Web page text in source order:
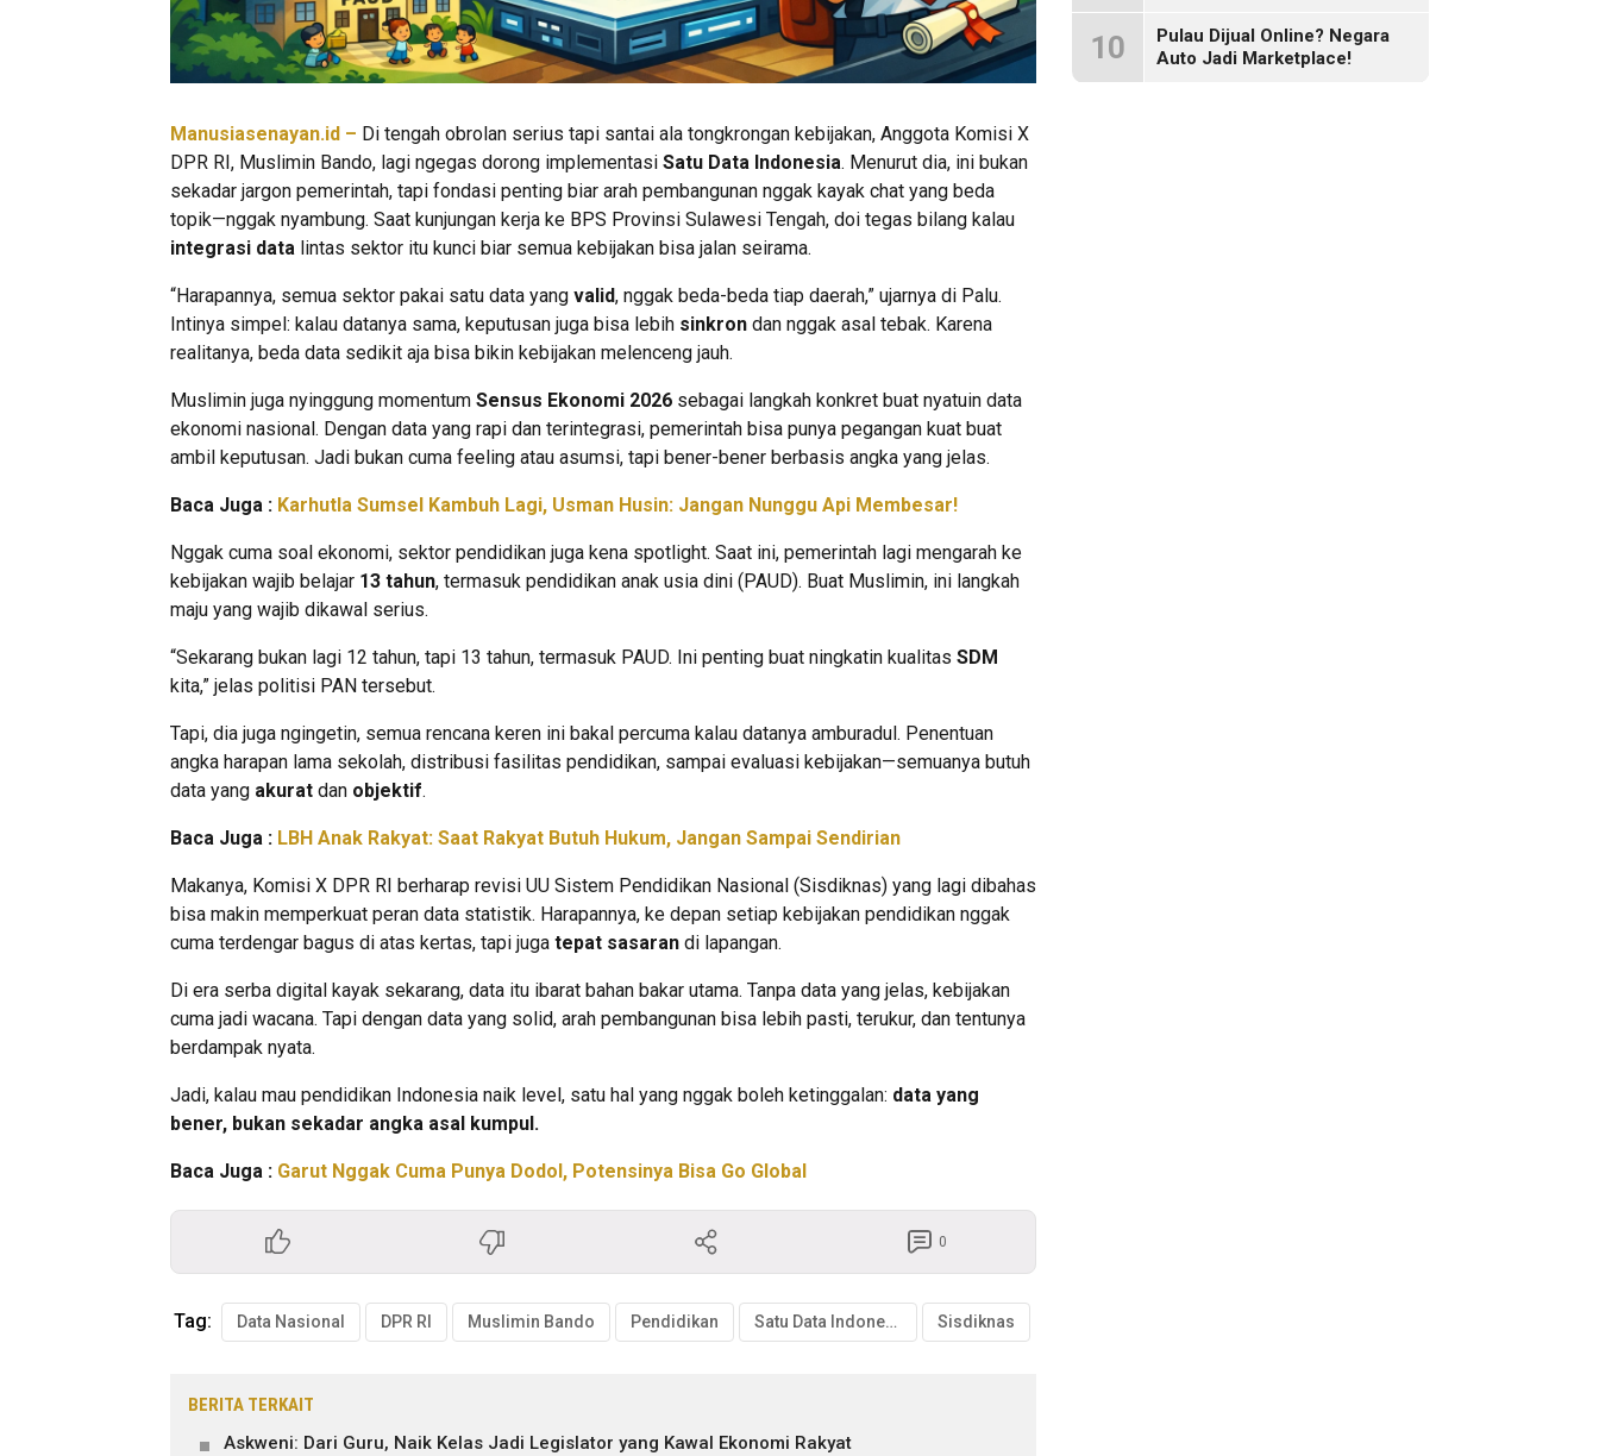
Manusiasenayan.id – Di tengah obrolan serius tapi santai ala tongkrongan kebijakan, Anggota Komisi X
DPR RI, Muslimin Bando, lagi ngegas dorong implementasi Satu Data Indonesia. Menurut dia, ini bukan
sekadar jargon pemerintah, tapi fondasi penting biar arah pembangunan nggak kayak chat yang beda
topik—nggak nyambung. Saat kunjungan kerja ke BPS Provinsi Sulawesi Tengah, doi tegas bilang kalau
integrasi data lintas sektor itu kunci biar semua kebijakan bisa jalan seirama.
“Harapannya, semua sektor pakai satu data yang valid, nggak beda-beda tiap daerah,” ujarnya di Palu.
Intinya simpel: kalau datanya sama, keputusan juga bisa lebih sinkron dan nggak asal tebak. Karena
realitanya, beda data sedikit aja bisa bikin kebijakan melenceng jauh.
Muslimin juga nyinggung momentum Sensus Ekonomi 2026 sebagai langkah konkret buat nyatuin data
ekonomi nasional. Dengan data yang rapi dan terintegrasi, pemerintah bisa punya pegangan kuat buat
ambil keputusan. Jadi bukan cuma feeling atau asumsi, tapi bener-bener berbasis angka yang jelas.
Baca Juga : Karhutla Sumsel Kambuh Lagi, Usman Husin: Jangan Nunggu Api Membesar!
Nggak cuma soal ekonomi, sektor pendidikan juga kena spotlight. Saat ini, pemerintah lagi mengarah ke
kebijakan wajib belajar 13 tahun, termasuk pendidikan anak usia dini (PAUD). Buat Muslimin, ini langkah
maju yang wajib dikawal serius.
“Sekarang bukan lagi 12 tahun, tapi 13 tahun, termasuk PAUD. Ini penting buat ningkatin kualitas SDM
kita,” jelas politisi PAN tersebut.
Tapi, dia juga ngingetin, semua rencana keren ini bakal percuma kalau datanya amburadul. Penentuan
angka harapan lama sekolah, distribusi fasilitas pendidikan, sampai evaluasi kebijakan—semuanya butuh
data yang akurat dan objektif.
Baca Juga : LBH Anak Rakyat: Saat Rakyat Butuh Hukum, Jangan Sampai Sendirian
Makanya, Komisi X DPR RI berharap revisi UU Sistem Pendidikan Nasional (Sisdiknas) yang lagi dibahas
bisa makin memperkuat peran data statistik. Harapannya, ke depan setiap kebijakan pendidikan nggak
cuma terdengar bagus di atas kertas, tapi juga tepat sasaran di lapangan.
Di era serba digital kayak sekarang, data itu ibarat bahan bakar utama. Tanpa data yang jelas, kebijakan
cuma jadi wacana. Tapi dengan data yang solid, arah pembangunan bisa lebih pasti, terukur, dan tentunya
berdampak nyata.
Jadi, kalau mau pendidikan Indonesia naik level, satu hal yang nggak boleh ketinggalan: data yang
bener, bukan sekadar angka asal kumpul.
Baca Juga : Garut Nggak Cuma Punya Dodol, Potensinya Bisa Go Global
0
Tag: Data Nasional DPR RI Muslimin Bando Pendidikan Satu Data Indonesia Sisdiknas
BERITA TERKAIT
Askweni: Dari Guru, Naik Kelas Jadi Legislator yang Kawal Ekonomi Rakyat
10
Pulau Dijual Online? Negara
Auto Jadi Marketplace!